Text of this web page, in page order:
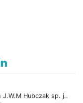
Hubczak sp. j..